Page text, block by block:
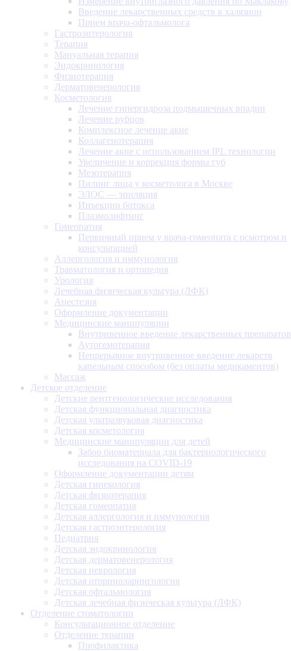
Введение лекарственных средств в халязион
Прием врача-офтальмолога
Гастроэнтерология
Терапия
Мануальная терапия
Эндокринология
Физиотерапия
Дерматовенерология
Косметология
Лечение гипергидроза подмышечных впадин
Лечение рубцов
Комплексное лечение акне
Коллагенотерапия
Лечение акне с использованием IPL технологии
Увеличение и коррекция формы губ
Мезотерапия
Пилинг лица у косметолога в Москве
ЭЛОС — эпиляция
Инъекции ботокса
Плазмолифтинг
Гомеопатия
Первичный прием у врача-гомеопата с осмотром и
консультацией
Аллергология и иммунология
Травматология и ортопедия
Урология
Лечебная физическая культура (ЛФК)
Анестезия
Оформление документации
Медицинские манипуляции
Внутривенное введение лекарственных препаратов
Аутогемотерапия
Непрерывное внутривенное введение лекарств
капельным способом (без оплаты медикаментов)
Массаж
Детское отделение
Детские рентгенологические исследования
Детская функциональная диагностика
Детская ультразвуковая диагностика
Детская косметология
Медицинские манипуляции для детей
Забор биоматериала для бактериологического
исследования на COVID-19
Оформление документации детям
Детская гинекология
Детская физиотерапия
Детская гомеопатия
Детская аллергология и иммунология
Детская гастроэнтерология
Педиатрия
Детская эндокринология
Детская дерматовенерология
Детская неврология
Детская оториноларингология
Детская офтальмология
Детская лечебная физическая культура (ЛФК)
Отделение стоматологии
Консультационное отделение
Отделение терапии
Профилактика